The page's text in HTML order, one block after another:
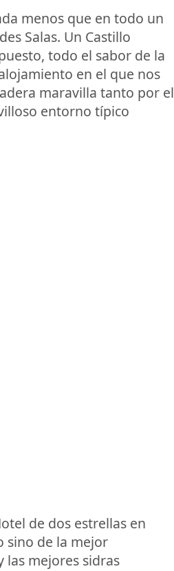
menos que en todo un
Salas. Un Castillo
todo el sabor de la
en el que nos
maravilla tanto por el
entorno típico
de dos estrellas en
sino de la mejor
las mejores sidras